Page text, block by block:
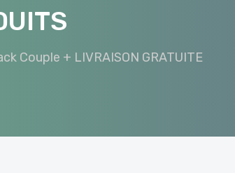
Couple + LIVRAISON GRATUITE